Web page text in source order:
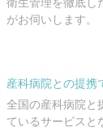
衛生管理を徹底し
がお伺いします。
産科病院との提携
全国の産科病院と
ているサービスと